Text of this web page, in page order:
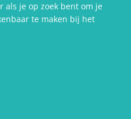
als je op zoek bent om je
te maken bij het